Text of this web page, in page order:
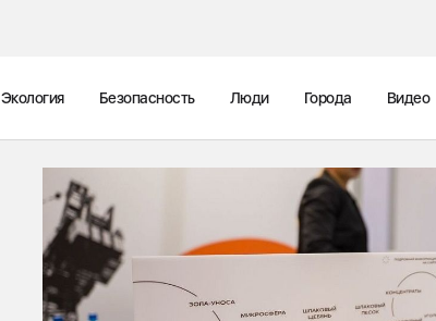
Экология Безопасность Люди Города Видео